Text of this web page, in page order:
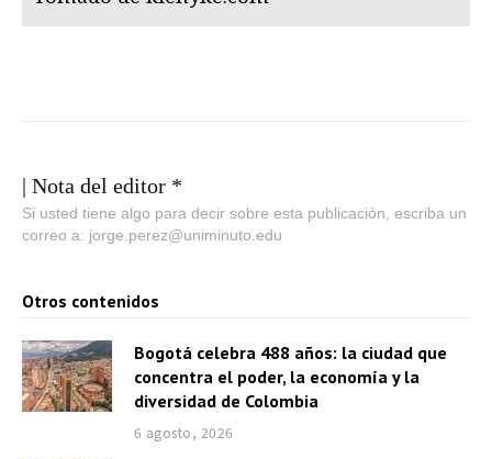
| Nota del editor *
Si usted tiene algo para decir sobre esta publicación, escriba un
correo a: jorge.perez@uniminuto.edu
Otros contenidos
Bogotá celebra 488 años: la ciudad que
concentra el poder, la economía y la
diversidad de Colombia
6 agosto, 2026